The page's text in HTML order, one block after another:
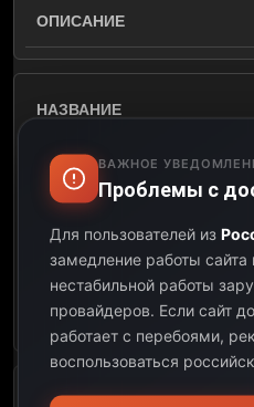
ВАЖНОЕ
Проблемы с
Для пользователей из
замедление работы сайта
нестабильной работы
провайдеров. Если сайт
работает с перебоями,
воспользоваться